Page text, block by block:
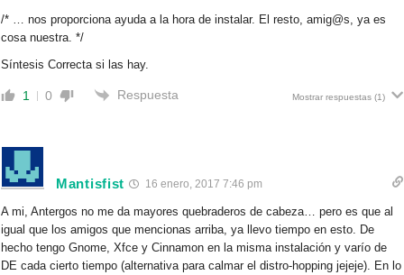
/* … nos proporciona ayuda a la hora de instalar. El resto, amig@s, ya es
cosa nuestra. */
Síntesis Correcta si las hay.
1 0 Respuesta Mostrar respuestas (1)
Mantisfist 16 enero, 2017 7:46 pm
A mi, Antergos no me da mayores quebraderos de cabeza… pero es que al
igual que los amigos que mencionas arriba, ya llevo tiempo en esto. De
hecho tengo Gnome, Xfce y Cinnamon en la misma instalación y varío de
DE cada cierto tiempo (alternativa para calmar el distro-hopping jejeje). En lo